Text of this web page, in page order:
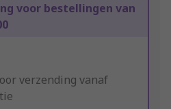
voor bestellingen van
verzending vanaf